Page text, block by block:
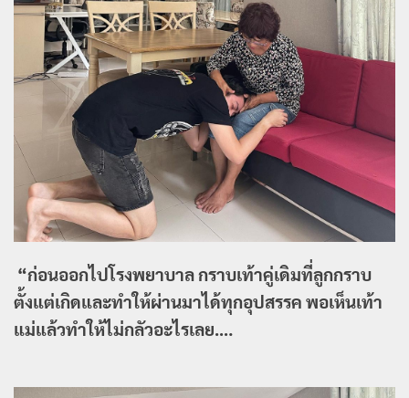
“ก่อนออกไปโรงพยาบาล กราบเท้าคู่เดิมที่ลูกกราบ
ตั้งแต่เกิดและทำให้ผ่านมาได้ทุกอุปสรรค พอเห็นเท้า
แม่แล้วทำให้ไม่กลัวอะไรเลย….